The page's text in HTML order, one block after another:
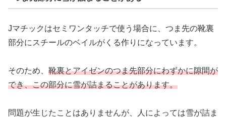
Jマチックはセミワンタッチで使う場合に、つま先の靴裏
部分にスチールのベイルがくる作りになっています。
そのため、 靴裏とアイゼンのつま先部分にわずかに隙間が
でき、この部分に雪が詰まることがあります。
問題が生じたことはありませんが、人によっては雪が詰ま